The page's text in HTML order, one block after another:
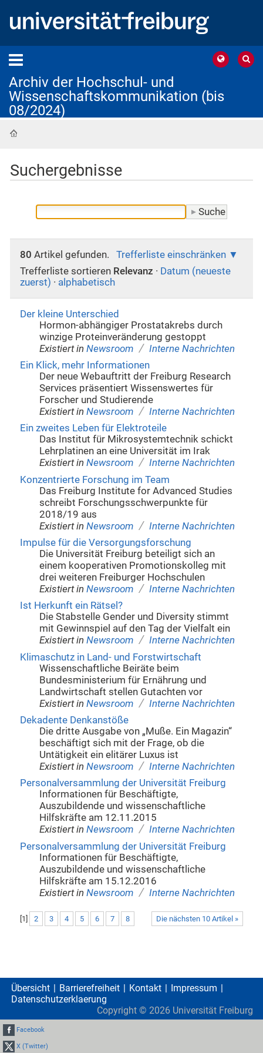
Archiv der Hochschul- und
Wissenschaftskommunikation (bis
08/2024)
Suchergebnisse
80 Artikel gefunden.
Trefferliste einschränken
Trefferliste sortieren Relevanz · Datum (neueste
zuerst) · alphabetisch
Der kleine Unterschied
Hormon-abhängiger Prostatakrebs durch
winzige Proteinveränderung gestoppt
Existiert in Newsroom / Interne Nachrichten
Ein Klick, mehr Informationen
Der neue Webauftritt der Freiburg Research
Services präsentiert Wissenswertes für
Forscher und Studierende
Existiert in Newsroom / Interne Nachrichten
Ein zweites Leben für Elektroteile
Das Institut für Mikrosystemtechnik schickt
Lehrplatinen an eine Universität im Irak
Existiert in Newsroom / Interne Nachrichten
Konzentrierte Forschung im Team
Das Freiburg Institute for Advanced Studies
schreibt Forschungsschwerpunkte für
2018/19 aus
Existiert in Newsroom / Interne Nachrichten
Impulse für die Versorgungsforschung
Die Universität Freiburg beteiligt sich an
einem kooperativen Promotionskolleg mit
drei weiteren Freiburger Hochschulen
Existiert in Newsroom / Interne Nachrichten
Ist Herkunft ein Rätsel?
Die Stabstelle Gender und Diversity stimmt
mit Gewinnspiel auf den Tag der Vielfalt ein
Existiert in Newsroom / Interne Nachrichten
Klimaschutz in Land- und Forstwirtschaft
Wissenschaftliche Beiräte beim
Bundesministerium für Ernährung und
Landwirtschaft stellen Gutachten vor
Existiert in Newsroom / Interne Nachrichten
Dekadente Denkanstöße
Die dritte Ausgabe von „Muße. Ein Magazin“
beschäftigt sich mit der Frage, ob die
Untätigkeit ein elitärer Luxus ist
Existiert in Newsroom / Interne Nachrichten
Personalversammlung der Universität Freiburg
Informationen für Beschäftigte,
Auszubildende und wissenschaftliche
Hilfskräfte am 12.11.2015
Existiert in Newsroom / Interne Nachrichten
Personalversammlung der Universität Freiburg
Informationen für Beschäftigte,
Auszubildende und wissenschaftliche
Hilfskräfte am 15.12.2016
Existiert in Newsroom / Interne Nachrichten
Die nächsten 10 Artikel »
1 2 3 4 5 6 7 8
Übersicht Barrierefreiheit Kontakt
Impressum
Datenschutzerklaerung
Copyright © 2026 Universität Freiburg
Facebook
X (Twitter)